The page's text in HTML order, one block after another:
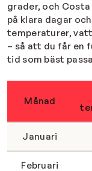
grader, och
på klara dagar
temperaturer,
– så att du får en
tid som bäst
Månad
Januari
Februari